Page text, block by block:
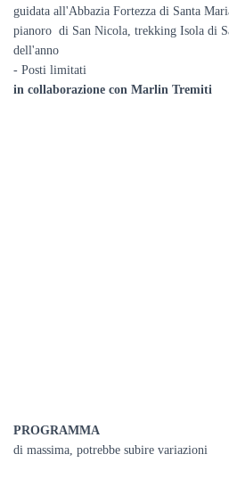
guidata all'Abbazia Fortezza di Santa
pianoro di San Nicola, trekking Isola di
dell'anno
- Posti limitati
in collaborazione con Marlin Tremiti
PROGRAMMA
di massima, potrebbe subire variazioni